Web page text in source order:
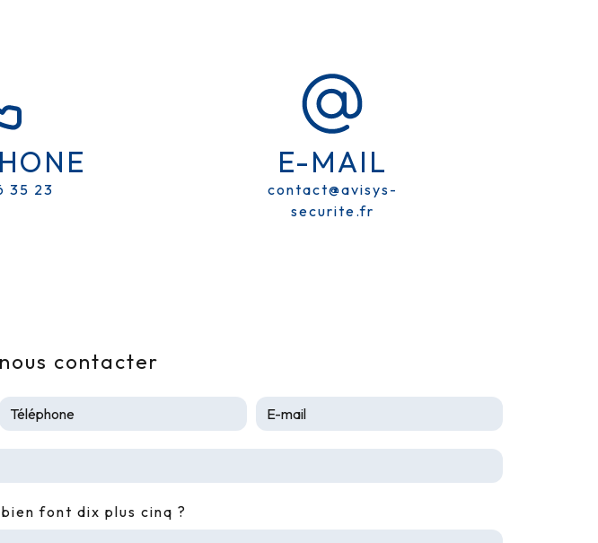
35 23
E-MAIL
contact@avisys-
securite.fr
contacter
font dix plus cinq ?